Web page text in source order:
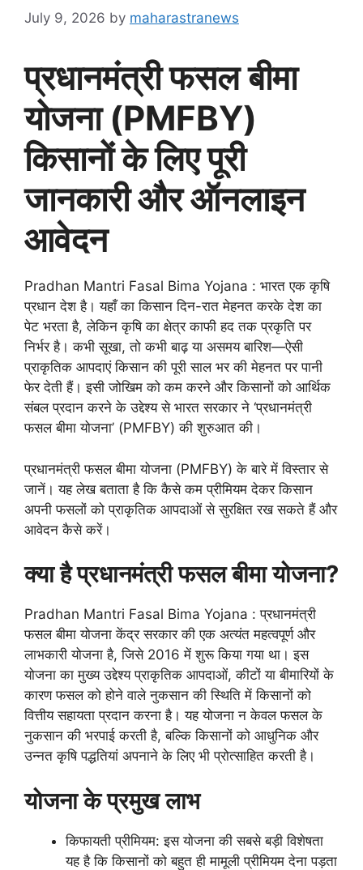
July 9, 2026 by maharastranews
प्रधानमंत्री फसल बीमा
योजना (PMFBY)
किसानों के लिए पूरी
जानकारी और ऑनलाइन
आवेदन
Pradhan Mantri Fasal Bima Yojana : भारत एक कृषि
प्रधान देश है। यहाँ का किसान दिन-रात मेहनत करके देश का
पेट भरता है, लेकिन कृषि का क्षेत्र काफी हद तक प्रकृति पर
निर्भर है। कभी सूखा, तो कभी बाढ़ या असमय बारिश—ऐसी
प्राकृतिक आपदाएं किसान की पूरी साल भर की मेहनत पर पानी
फेर देती हैं। इसी जोखिम को कम करने और किसानों को आर्थिक
संबल प्रदान करने के उद्देश्य से भारत सरकार ने ‘प्रधानमंत्री
फसल बीमा योजना’ (PMFBY) की शुरुआत की।
प्रधानमंत्री फसल बीमा योजना (PMFBY) के बारे में विस्तार से
जानें। यह लेख बताता है कि कैसे कम प्रीमियम देकर किसान
अपनी फसलों को प्राकृतिक आपदाओं से सुरक्षित रख सकते हैं और
आवेदन कैसे करें।
क्या है प्रधानमंत्री फसल बीमा योजना?
Pradhan Mantri Fasal Bima Yojana : प्रधानमंत्री
फसल बीमा योजना केंद्र सरकार की एक अत्यंत महत्वपूर्ण और
लाभकारी योजना है, जिसे 2016 में शुरू किया गया था। इस
योजना का मुख्य उद्देश्य प्राकृतिक आपदाओं, कीटों या बीमारियों के
कारण फसल को होने वाले नुकसान की स्थिति में किसानों को
वित्तीय सहायता प्रदान करना है। यह योजना न केवल फसल के
नुकसान की भरपाई करती है, बल्कि किसानों को आधुनिक और
उन्नत कृषि पद्धतियां अपनाने के लिए भी प्रोत्साहित करती है।
योजना के प्रमुख लाभ
किफायती प्रीमियम: इस योजना की सबसे बड़ी विशेषता
यह है कि किसानों को बहुत ही मामूली प्रीमियम देना पड़ता